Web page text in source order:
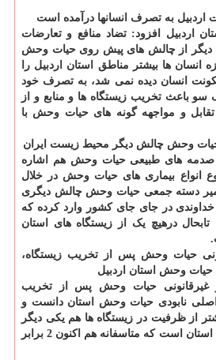
اردبیل به تصرف انسانها درآمده است
اردبیل افزود: تضاد منافع و تعارضات
دیگر از چالش های پیش روی حیات وحش
انسان ها بیشتر مناطق استان اردبیل را
سکونت انسان دیده نمی شد، به تصرف خود
سو باعث تخریب زیستگاه ها و منابع و از
و مواجهه گونه های حیات وحش با
وحش چالش دیگر محیط زیست ایران
صدمه های طبیعی حیات وحش هم اشاره
انواع بیماری های حیات وحش در خلال
دسته جمعی حیات وحش چالش دیگری
خداوندی در جای جای کشور وارد کرده که
تابحال درهیچ یک از زیستگاه های استان
حیات وحش پس از تخریب زیستگاه،
حیات وحش استان اردبیل
غیرقانونی حیات وحش پس از تخریب
اصلی نابودی حیات وحش استان دانست و
از ظرفیت در زیستگاه ها هم یکی دیگر
از چالش های حیات وحش استان است که متاسفانه هم اکنون 2 برابر